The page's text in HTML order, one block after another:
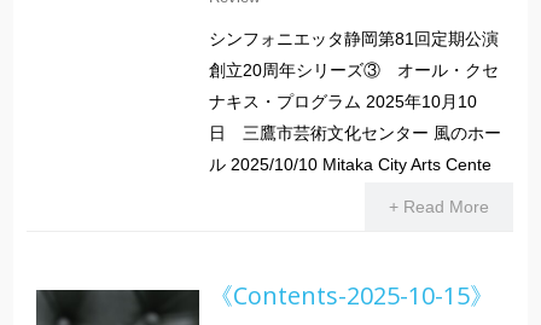
シンフォニエッタ静岡第81回定期公演
創立20周年シリーズ③ オール・クセ
ナキス・プログラム 2025年10月10
日 三鷹市芸術文化センター 風のホー
ル 2025/10/10 Mitaka City Arts Cente
+ Read More
《Contents-2025-10-15》